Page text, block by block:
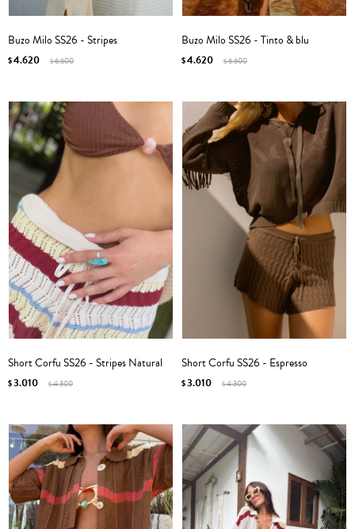
Buzo Milo SS26 - Stripes
$4.620 $6.600
Buzo Milo SS26 - Tinto & blu
$4.620 $6.600
Short Corfu SS26 - Stripes Natural
$3.010 $4.300
Short Corfu SS26 - Espresso
$3.010 $4.300